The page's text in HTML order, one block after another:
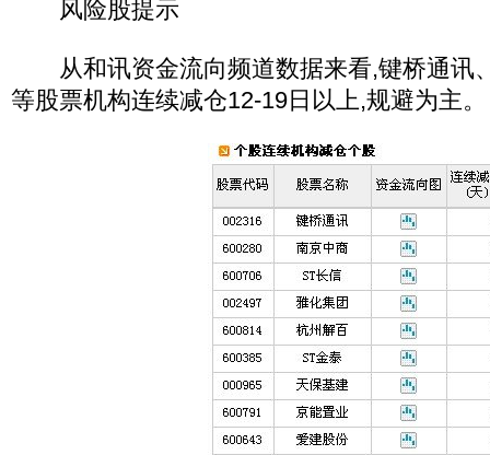
风险股提示
从和讯资金流向频道数据来看,键桥通讯
等股票机构连续减仓12-19日以上,规避为主。